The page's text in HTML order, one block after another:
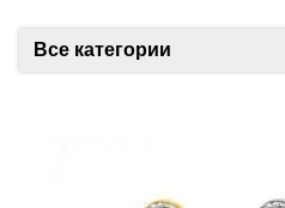
Все категории